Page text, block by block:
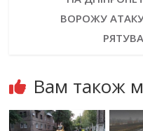
ВОРОЖУ
Вам також